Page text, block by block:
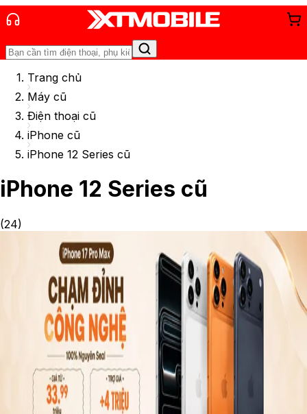
Trang chủ
Máy cũ
Điện thoại cũ
iPhone cũ
iPhone 12 Series cũ
iPhone 12 Series cũ
(24)